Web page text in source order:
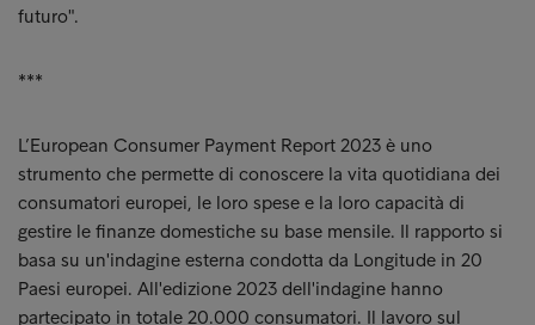
futuro".
***
L’European Consumer Payment Report 2023 è uno
strumento che permette di conoscere la vita quotidiana dei
consumatori europei, le loro spese e la loro capacità di
gestire le finanze domestiche su base mensile. Il rapporto si
basa su un'indagine esterna condotta da Longitude in 20
Paesi europei. All'edizione 2023 dell'indagine hanno
partecipato in totale 20.000 consumatori. Il lavoro sul